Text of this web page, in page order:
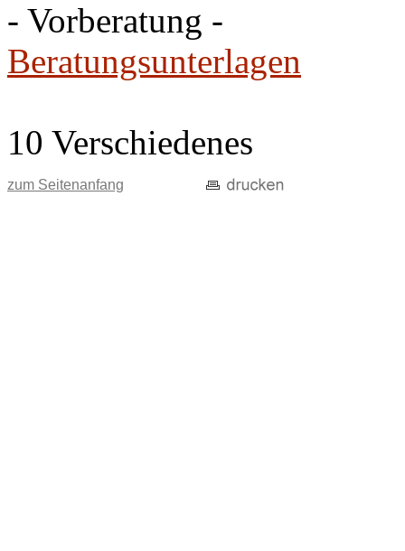
- Vorberatung -
Beratungsunterlagen
10 Verschiedenes
zum Seitenanfang